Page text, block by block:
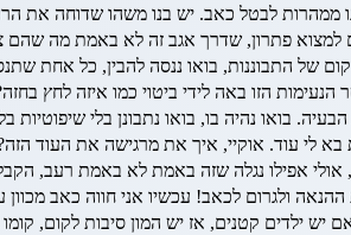
ממהרות לבטל כאב. יש בנו משהו שדוחה את
פתרון, שדרך אגב זה לא באמת מה שהם
של התבוננות, בואו ננסה להבין, כל
הזו באה לידי ביטוי כמו איזה לחץ
בואו נהיה בו, בואו נתבונן בלי
לי עוד. אוקיי, איך את מרגישה את העוד
אפילו נגלה שזה באמת לא באמת רעב,
ולגרום לכאב! עכשיו אני חווה כאב
יש ילדים קטנים, אז יש המון סיבות לקום,